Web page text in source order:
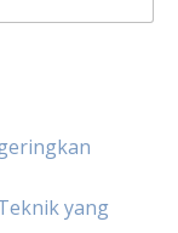
yang